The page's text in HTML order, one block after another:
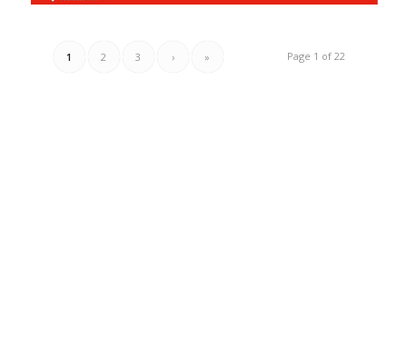
Page 1 of 22
1 2 3 › »